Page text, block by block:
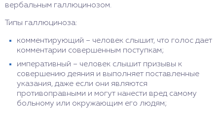
вербальным галлюцинозом.
Типы галлюциноза:
комментирующий – человек слышит, что голос дает
комментарии совершенным поступкам;
императивный – человек слышит призывы к
совершению деяния и выполняет поставленные
указания, даже если они являются
противоправными и могут нанести вред самому
больному или окружающим его людям;